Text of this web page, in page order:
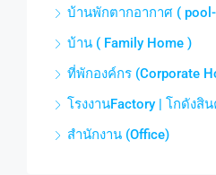
บ้านพักตากอากาศ (
บ้าน ( Family Home )
ที่พักองค์กร (Corporate
โรงงานFactory | โกดังสิ
สำนักงาน (Office)